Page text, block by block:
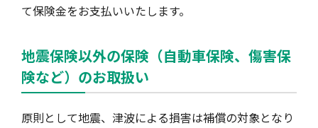
て保険金をお支払いいたします。
地震保険以外の保険（自動車保険、傷害保
険など）のお取扱い
原則として地震、津波による損害は補償の対象となり